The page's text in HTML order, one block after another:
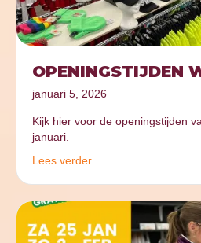
OPENINGSTIJDEN
januari 5, 2026
Kijk hier voor de openingstijden
januari.
Lees verder...